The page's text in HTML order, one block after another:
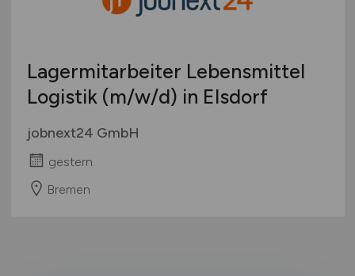
Lagermitarbeiter Lebensmittel
Logistik (m/w/d) in Elsdorf
jobnext24 GmbH
gestern
Bremen